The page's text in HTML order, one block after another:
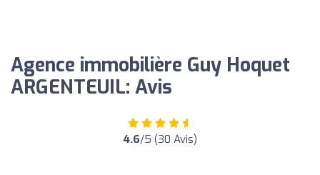
Agence immobilière Guy Hoquet
ARGENTEUIL: Avis
4.6/5 (30 Avis)